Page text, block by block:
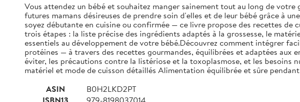
Vous attendez un bébé et souhaitez manger sainement tout au long de votre
futures mamans désireuses de prendre soin d'elles et de leur bébé grâce à
soyez débutante en cuisine ou confirmée — ce livre propose des recettes de
trois étapes : la liste précise des ingrédients adaptés à la grossesse, le
essentiels au développement de votre bébé.Découvrez comment intégrer
protéines — à travers des recettes gourmandes, équilibrées et adaptées aux
éviter, les précautions contre la listériose et la toxoplasmose, et les
matériel et mode de cuisson détaillés Alimentation équilibrée et sûre
ASIN
B0H2LKD2PT